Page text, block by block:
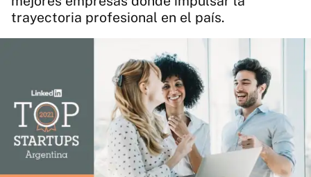
trayectoria profesional en el país.